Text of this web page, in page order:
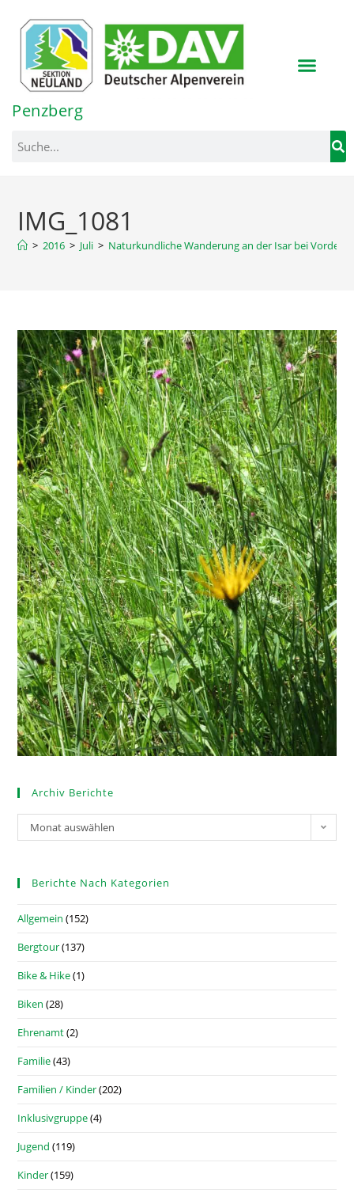
springen
Penzberg
IMG_1081
> 2016 > Juli > Naturkundliche Wanderung an der Isar bei
Archiv Berichte
Monat auswählen
Berichte Nach Kategorien
Allgemein (152)
Bergtour(137)
Bike & Hike(1)
Biken (28)
Ehrenamt(2)
Familie(43)
Familien / Kinder(202)
Inklusivgruppe(4)
Jugend (119)
Kinder(159)